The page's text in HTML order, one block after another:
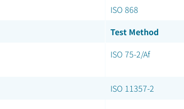
ISO 868
Test Method
ISO 75-2/Af
ISO 11357-2